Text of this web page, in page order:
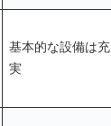
基本的な設備は充
実